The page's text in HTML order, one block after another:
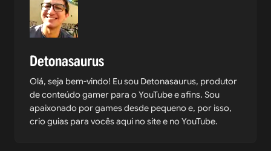
Detonasaurus
Olá, seja bem-vindo! Eu sou Detonasaurus, produtor
de conteúdo gamer para o YouTube e afins. Sou
apaixonado por games desde pequeno e, por isso,
crio guias para vocês aqui no site e no YouTube.